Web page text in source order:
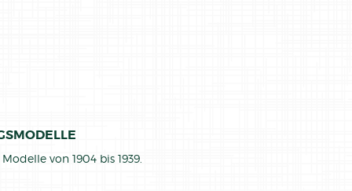
von 1904 bis 1939.